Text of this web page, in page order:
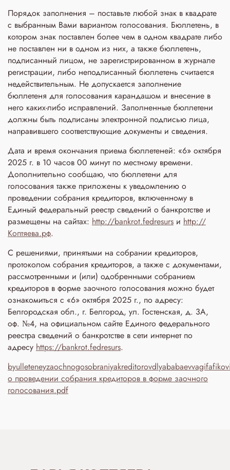
Порядок заполнения – поставьте любой знак в квадрате
с выбранным Вами вариантом голосования. Бюллетень, в
котором знак поставлен более чем в одном квадрате либо
не поставлен ни в одном из них, а также бюллетень,
подписанный лицом, не зарегистрированном в журнале
регистрации, либо неподписанный бюллетень считается
недействительным. Не допускается заполнение
бюллетеня для голосования карандашом и внесение в
него каких-либо исправлений. Заполненные бюллетени
должны быть подписаны электронной подписью лица,
направившего соответствующие документы и сведения.
Дата и время окончания приема бюллетеней: «6» октября
2025 г. в 10 часов 00 минут по местному времени.
Дополнительно сообщаю, что бюллетени для
голосования также приложены к уведомлению о
проведении собрания кредиторов, включенному в
Единый федеральный реестр сведений о банкротстве и
размещены на сайтах: http://bankrot.fedresurs и http://
Коптяева.рф.
С решениями, принятыми на собрании кредиторов,
протоколом собрания кредиторов, а также с документами,
рассмотренными и (или) одобренными собранием
кредиторов в форме заочного голосования можно будет
ознакомиться с «6» октября 2025 г., по адресу:
Белгородская обл., г. Белгород, ул. Гостенская, д. 3A,
оф. №4, на официальном сайте Единого федерального
реестра сведений о банкротстве в сети интернет по
адресу https://bankrot.fedresurs.
о проведении собрания кредиторов в форме заочного
голосования.pdf